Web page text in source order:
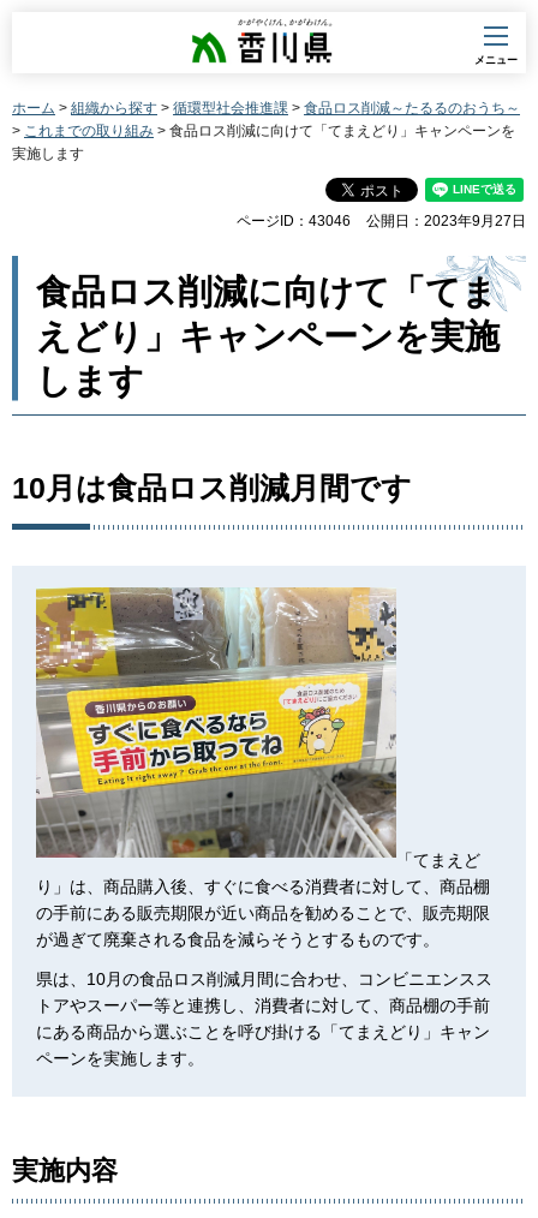
香川県
メニュー
ホーム > 組織から探す > 循環型社会推進課 > 食品ロス削減～たるるのおうち～
> これまでの取り組み > 食品ロス削減に向けて「てまえどり」キャンペーンを
実施します
ページID：43046 公開日：2023年9月27日
食品ロス削減に向けて「てま
えどり」キャンペーンを実施
します
10月は食品ロス削減月間です
「てまえど
り」は、商品購入後、すぐに食べる消費者に対して、商品棚
の手前にある販売期限が近い商品を勧めることで、販売期限
が過ぎて廃棄される食品を減らそうとするものです。
県は、10月の食品ロス削減月間に合わせ、コンビニエンスス
トアやスーパー等と連携し、消費者に対して、商品棚の手前
にある商品から選ぶことを呼び掛ける「てまえどり」キャン
ペーンを実施します。
実施内容